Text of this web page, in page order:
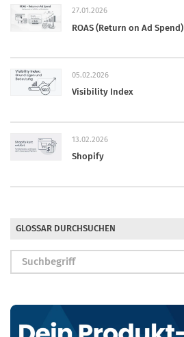
27.01.2026
ROAS (Return on Ad Spend)
05.02.2026
Visibility Index
13.02.2026
Shopify
GLOSSAR DURCHSUCHEN